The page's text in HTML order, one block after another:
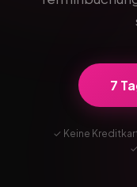
7
✓ Keine